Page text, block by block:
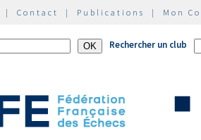
| Contact | Publications | Mon
Rechercher un club